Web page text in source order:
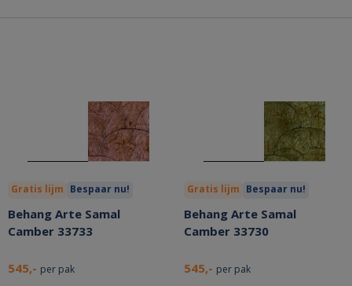
Gratis lijm Bespaar nu!
Behang Arte Samal
Camber 33733
545,- per pak
Gratis lijm Bespaar nu!
Behang Arte Samal
Camber 33730
545,- per pak